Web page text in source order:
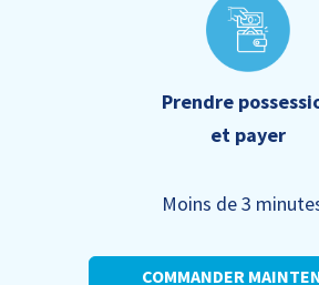
Prendre
et payer
Moins de 3
COMMANDER